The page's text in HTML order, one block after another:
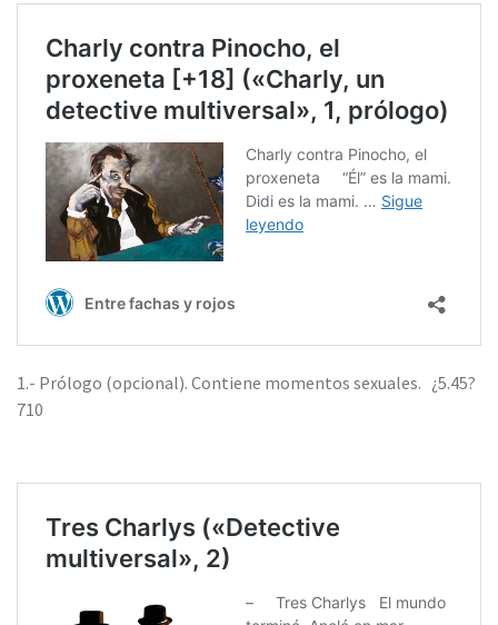
1.- Prólogo (opcional). Contiene momentos sexuales. ¿5.45?
710